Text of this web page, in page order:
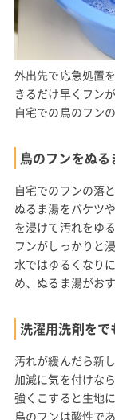
外出先で応急処置
きるだけ早くフン
自宅での鳥のフン
鳥のフンをぬ
自宅でのフンの落
ぬるま湯をバケツ
を浸けて汚れをゆる
フンがしっかりと
水ではゆるくなり
め、ぬるま湯がお
洗濯用洗剤をで
汚れが緩んだら新
加減に気を付けな
強くこすると生地
鳥のフンは酸性で